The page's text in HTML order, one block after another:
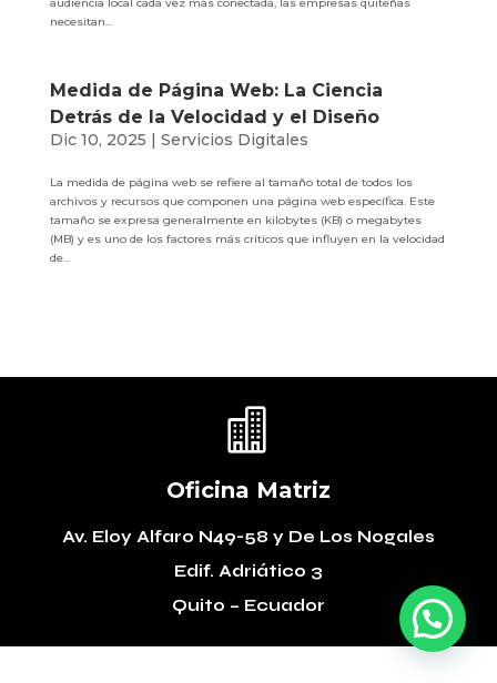
necesitan...
Medida de Página Web: La Ciencia
Detrás de la Velocidad y el Diseño
Dic 10, 2025 | Servicios Digitales
La medida de página web se refiere al tamaño total de todos los
archivos y recursos que componen una página web específica. Este
tamaño se expresa generalmente en kilobytes (KB) o megabytes
(MB) y es uno de los factores más críticos que influyen en la velocidad
de...

Oficina Matriz
Av. Eloy Alfaro N49-58 y De Los Nogales
Edif. Adriático 3
Quito – Ecuador